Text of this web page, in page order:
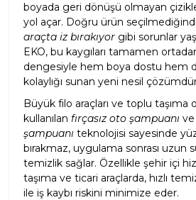
boyada geri dönüşü olmayan
yol açar. Doğru ürün
araçta iz bırakıyor gibi sorunlar
EKO, bu kaygıları tamamen
dengesiyle hem boya dostu hem
kolaylığı sunan yeni nesil
Büyük filo araçları ve toplu taşıma
kullanılan fırçasız oto şampuanı
şampuanı teknolojisi sayesinde
bırakmaz, uygulama sonrası uzun
temizlik sağlar. Özellikle şehir içi
taşıma ve ticari araçlarda, hızlı
ile iş kaybı riskini minimize eder.